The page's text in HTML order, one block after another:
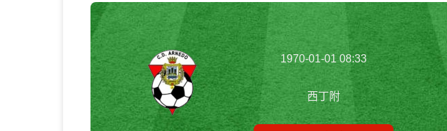
1970-01-01 08:33
西丁附